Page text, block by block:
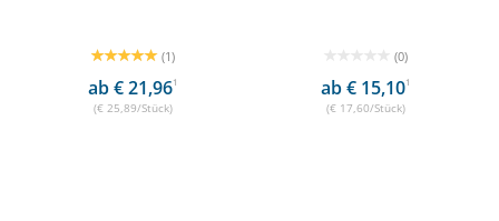
(1)
ab € 21,961
(€ 25,89/Stück)
(0)
ab € 15,101
(€ 17,60/Stück)